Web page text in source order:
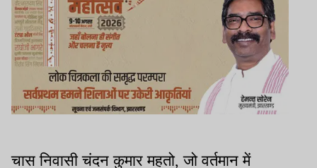
चास निवासी चंदन कुमार महतो, जो वर्तमान में